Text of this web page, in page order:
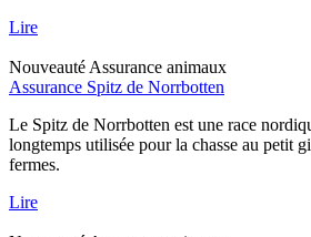
Lire
Nouveauté Assurance animaux
Assurance Spitz de Norrbotten
Le Spitz de Norrbotten est une race
longtemps utilisée pour la chasse au petit
fermes.
Lire